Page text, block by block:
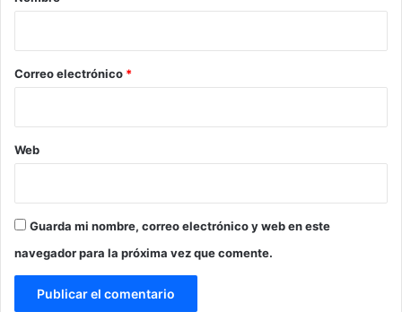
*
Correo electrónico *
Web
Guarda mi nombre, correo electrónico y web en este
navegador para la próxima vez que comente.